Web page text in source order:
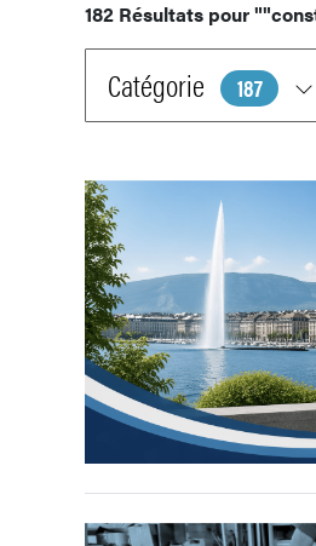
182 Résultats pour
Catégorie 187